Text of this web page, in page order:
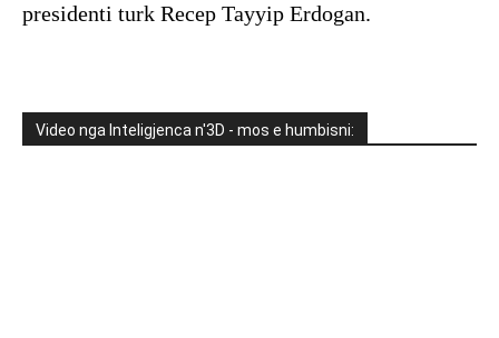
presidenti turk Recep Tayyip Erdogan.
Video nga Inteligjenca n'3D - mos e humbisni: